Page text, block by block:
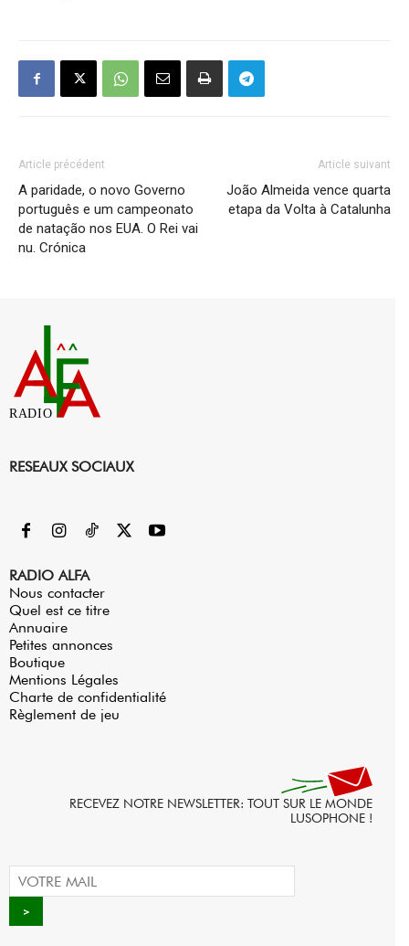
Article précédent
A paridade, o novo Governo
português e um campeonato
de natação nos EUA. O Rei vai
nu. Crónica
Article suivant
João Almeida vence quarta
etapa da Volta à Catalunha
RADIO
RESEAUX SOCIAUX
RADIO ALFA
Nous contacter
Quel est ce titre
Annuaire
Petites annonces
Boutique
Mentions Légales
Charte de confidentialité
Règlement de jeu
RECEVEZ NOTRE NEWSLETTER: TOUT SUR LE MONDE
LUSOPHONE !